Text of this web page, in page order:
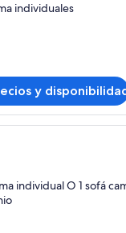
individuales
y
caja fuerte, escritorio
individual O 1 sofá